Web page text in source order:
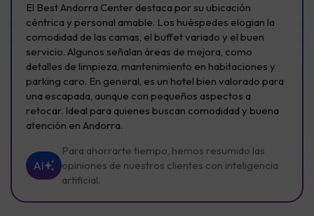
El Best Andorra Center destaca por su ubicación
céntrica y personal amable. Los huéspedes elogian la
comodidad de las camas, el buffet variado y el buen
servicio. Algunos señalan áreas de mejora, como
detalles de limpieza, mantenimiento en habitaciones y
parking caro. En general, es un hotel bien valorado para
una escapada, aunque con pequeños aspectos a
retocar. Ideal para quienes buscan comodidad y buena
atención en Andorra.
AI
Para ahorrarte tiempo, hemos resumido las
opiniones de nuestros clientes con inteligencia
artificial.